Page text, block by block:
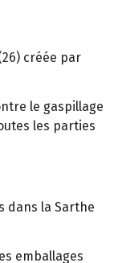
créée par
le gaspillage
les parties
dans la Sarthe
emballages